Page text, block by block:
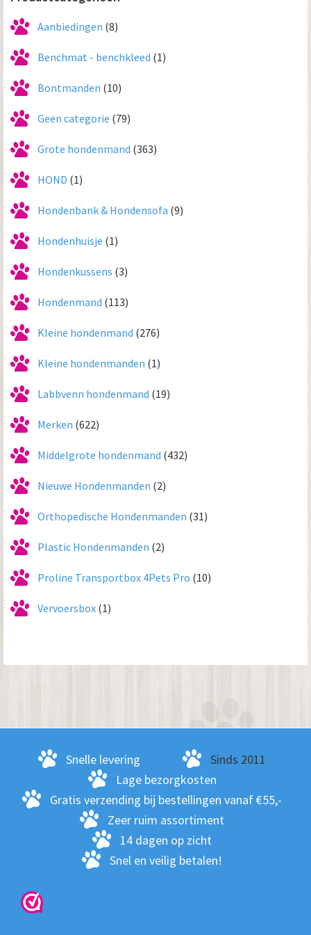
Aanbiedingen (8)
Benchmat - benchkleed (1)
Bontmanden (10)
Geen categorie (79)
Grote hondenmand (363)
HOND (1)
Hondenbank & Hondensofa (9)
Hondenhuisje (1)
Hondenkussens (3)
Hondenmand (113)
Kleine hondenmand (276)
Kleine hondenmanden (1)
Labbvenn hondenmand (19)
Merken (622)
Middelgrote hondenmand (432)
Nieuwe Hondenmanden (2)
Orthopedische Hondenmanden (31)
Plastic Hondenmanden (2)
Proline Transportbox 4Pets Pro (10)
Vervoersbox (1)
Snelle levering
Sinds 2011
Lage bezorgkosten
Gratis verzending bij bestellingen vanaf €55,-
Zeer ruim assortiment
14 dagen op zicht
Snel en veilig betalen!